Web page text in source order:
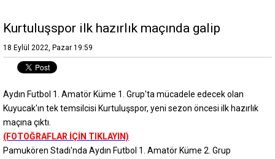
Kurtuluşspor ilk hazırlık maçında galip
18 Eylül 2022, Pazar 19:59
Aydın Futbol 1. Amatör Küme 1. Grup'ta mücadele edecek olan
Kuyucak'ın tek temsilcisi Kurtuluşspor, yeni sezon öncesi ilk hazırlık
maçına çıktı.
(FOTOĞRAFLAR İÇİN TIKLAYIN)
Pamukören Stadı'nda Aydın Futbol 1. Amatör Küme 2. Grup